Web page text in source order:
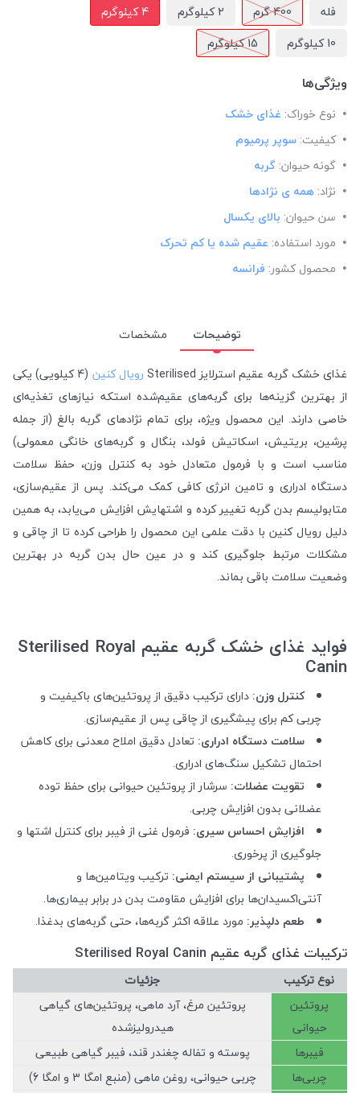
فله 400 گرم 2 کیلوگرم
4 کیلوگرم
10 کیلوگرم
15 کیلوگرم
ویژگی‌ها
نوع خوراک: غذای خشک
کیفیت: سوپر پرمیوم
گونه حیوان: گربه
نژاد: همه ی نژادها
سن حیوان: بالای یکسال
مورد استفاده: عقیم شده یا کم تحرک
محصول کشور: فرانسه
توضیحات
مشخصات
غذای خشک گربه عقیم استرلایز Sterilised
رویال کنین
(4 کیلویی) یکی
از بهترین گزینه‌ها برای گربه‌های عقیم‌شده استکه نیازهای تغذیه‌ای
خاصی دارند. این محصول ویژه، برای تمام نژادهای گربه بالغ (از جمله
پرشین، بریتیش، اسکاتیش فولد، بنگال و گربه‌های خانگی معمولی)
مناسب است و با فرمول متعادل خود به کنترل وزن، حفظ سلامت
دستگاه ادراری و تامین انرژی کافی کمک می‌کند. پس از عقیم‌سازی،
متابولیسم بدن گربه تغییر کرده و اشتهایش افزایش می‌یابد، به همین
دلیل رویال کنین با دقت علمی این محصول را طراحی کرده تا از چاقی و
مشکلات مرتبط جلوگیری کند و در عین حال بدن گربه در بهترین
وضعیت سلامت باقی بماند.
فواید غذای خشک گربه عقیم Sterilised Royal
Canin
کنترل وزن: دارای ترکیب دقیق از پروتئین‌های باکیفیت و
چربی کم برای پیشگیری از چاقی پس از عقیم‌سازی.
سلامت دستگاه ادراری: تعادل دقیق املاح معدنی برای کاهش
احتمال تشکیل سنگ‌های ادراری.
تقویت عضلات: سرشار از پروتئین حیوانی برای حفظ توده
عضلانی بدون افزایش چربی.
افزایش احساس سیری: فرمول غنی از فیبر برای کنترل اشتها و
جلوگیری از پرخوری.
پشتیبانی از سیستم ایمنی: ترکیب ویتامین‌ها و
آنتی‌اکسیدان‌ها برای افزایش مقاومت بدن در برابر بیماری‌ها.
طعم دلپذیر: مورد علاقه اکثر گربه‌ها، حتی گربه‌های بدغذا.
ترکیبات غذای گربه عقیم Sterilised Royal Canin
نوع ترکیب
جزئیات
پروتئین
حیوانی
پروتئین مرغ، آرد ماهی، پروتئین‌های گیاهی
هیدرولیزشده
فیبرها
پوسته و تفاله چغندر قند، فیبر گیاهی طبیعی
چربی‌ها
چربی حیوانی، روغن ماهی (منبع امگا 3 و امگا 6)